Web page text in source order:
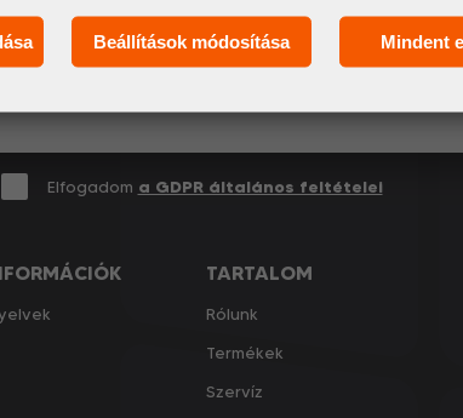
Elfogadom a GDPR általános feltételei
TARTALOM
Rólunk
Termékek
Szervíz
Beállítások módosítása Mindent